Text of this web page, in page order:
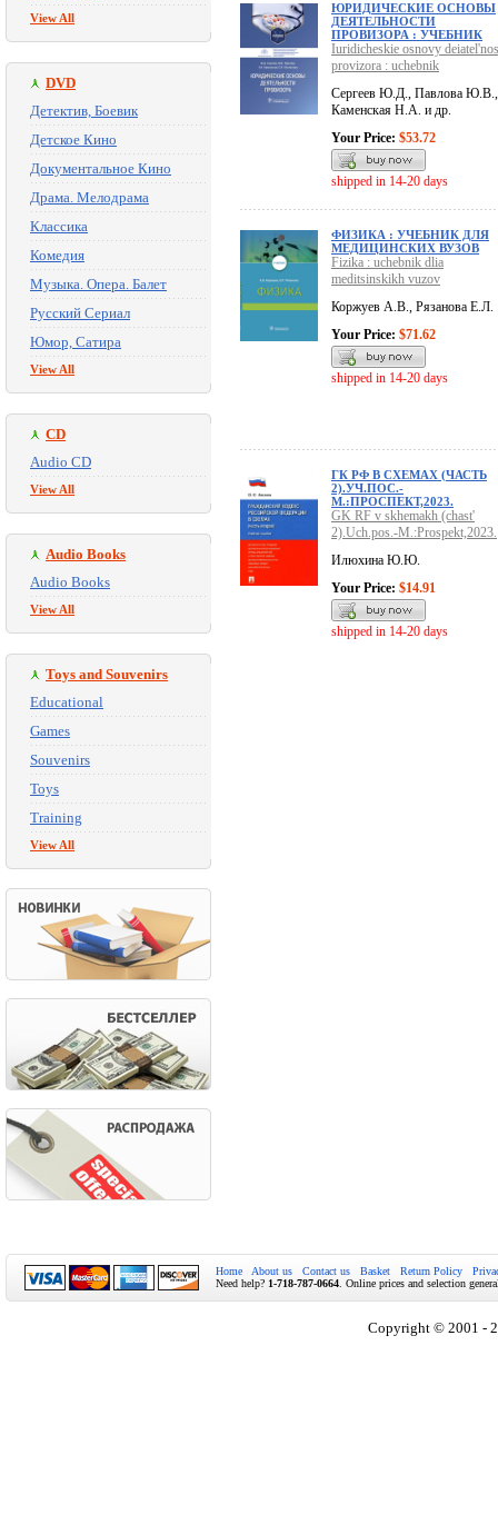
View All
DVD
Детектив, Боевик
Детское Кино
Документальное Кино
Драма. Мелодрама
Классика
Комедия
Музыка. Опера. Балет
Русский Сериал
Юмор, Сатира
View All
CD
Audio CD
View All
Audio Books
Audio Books
View All
Toys and Souvenirs
Educational
Games
Souvenirs
Toys
Training
View All
ЮРИДИЧЕСКИЕ ОСНОВЫ
ДЕЯТЕЛЬНОСТИ
ПРОВИЗОРА : УЧЕБНИК
Iuridicheskie osnovy
provizora : uchebnik
Сергеев Ю.Д., Павлова Ю.В.,
Каменская Н.А. и др.
Your Price: $53.72
shipped in 14-20 days
ФИЗИКА : УЧЕБНИК ДЛЯ
МЕДИЦИНСКИХ ВУЗОВ
Fizika : uchebnik dlia
meditsinskikh vuzov
Коржуев А.В., Рязанова Е.Л.
Your Price: $71.62
shipped in 14-20 days
ГК РФ В СХЕМАХ (ЧАСТЬ
2).УЧ.ПОС.-
М.:ПРОСПЕКТ,2023.
GK RF v skhemakh (chast'
2).Uch.pos.-M.:Prospekt,2023.
Илюхина Ю.Ю.
Your Price: $14.91
shipped in 14-20 days
Home About us Contact us Basket Return Policy
Need help? 1-718-787-0664 . Online prices and selection
Copyright © 2001 -